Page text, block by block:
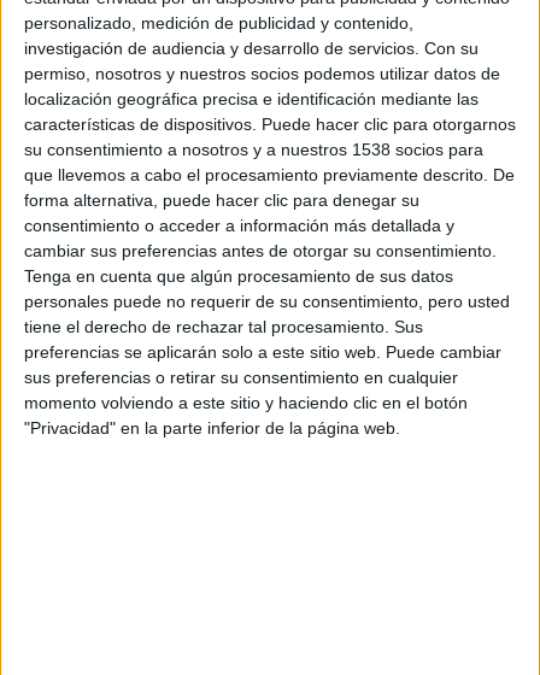
personalizado, medición de publicidad y contenido,
investigación de audiencia y desarrollo de servicios. Con su
permiso, nosotros y nuestros socios podemos utilizar datos de
localización geográfica precisa e identificación mediante las
características de dispositivos. Puede hacer clic para otorgarnos
su consentimiento a nosotros y a nuestros 1538 socios para
que llevemos a cabo el procesamiento previamente descrito. De
forma alternativa, puede hacer clic para denegar su
consentimiento o acceder a información más detallada y
cambiar sus preferencias antes de otorgar su consentimiento.
Tenga en cuenta que algún procesamiento de sus datos
personales puede no requerir de su consentimiento, pero usted
tiene el derecho de rechazar tal procesamiento. Sus
preferencias se aplicarán solo a este sitio web. Puede cambiar
sus preferencias o retirar su consentimiento en cualquier
momento volviendo a este sitio y haciendo clic en el botón
"Privacidad" en la parte inferior de la página web.
DESCANSO ENTRENAMIENTOS MEDICINA
RECUPERACIóN SERIES LESIóN PIE
CALCULADORA
Volver a la portada
Más sobre Entrenamientos
59.118